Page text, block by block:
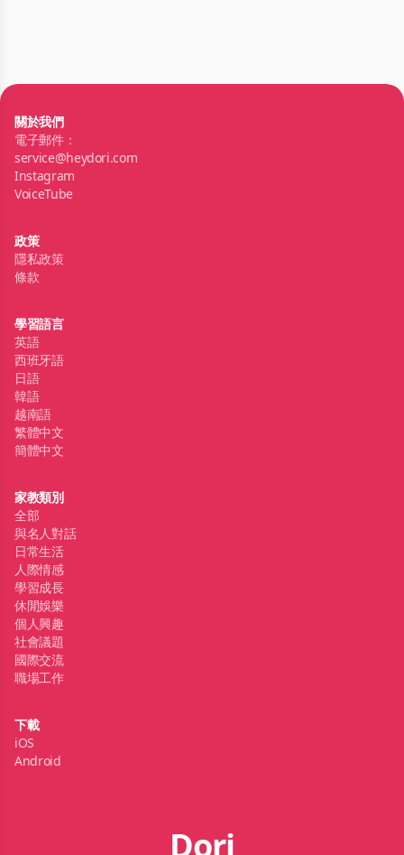
關於我們
電子郵件：
service@heydori.com
Instagram
VoiceTube
政策
隱私政策
條款
學習語言
英語
西班牙語
日語
韓語
越南語
繁體中文
簡體中文
家教類別
全部
與名人對話
日常生活
人際情感
學習成長
休閒娛樂
個人興趣
社會議題
國際交流
職場工作
下載
iOS
Android
Dori